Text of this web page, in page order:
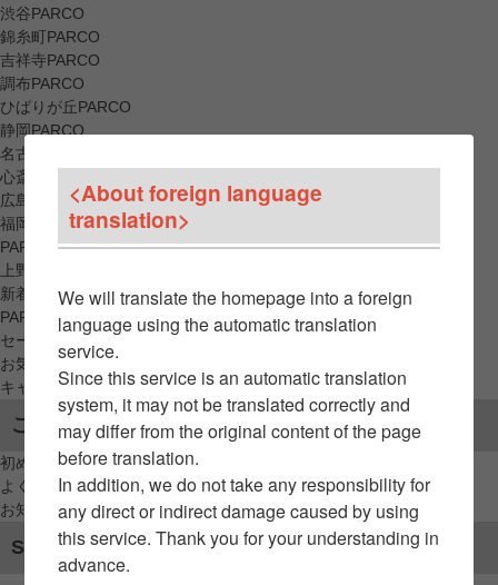
渋谷PARCO
錦糸町PARCO
吉祥寺PARCO
調布PARCO
ひばりが丘PARCO
静岡PARCO
名古屋PARCO
心斎橋PARCO
広島PARCO
福岡PARCO
PARCO_ya
上野
新着アイテムから探す
PARCO限定アイテムから探す
セールアイテムから探す
お気に入りから探す
キャンペーン/クーポン対象から探す
ご利用案内
初めてのお客様へ
よくあるご質問 / お問い合わせ
お知らせ
SNSアカウント
<About foreign language
translation>
We will translate the homepage into a foreign
language using the automatic translation
service.
Since this service is an automatic translation
system, it may not be translated correctly and
may differ from the original content of the page
before translation.
In addition, we do not take any responsibility for
any direct or indirect damage caused by using
this service. Thank you for your understanding in
advance.